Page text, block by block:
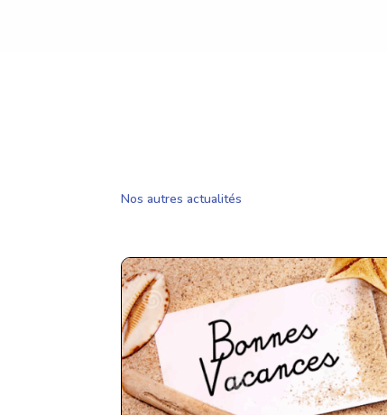
Nos autres actualités